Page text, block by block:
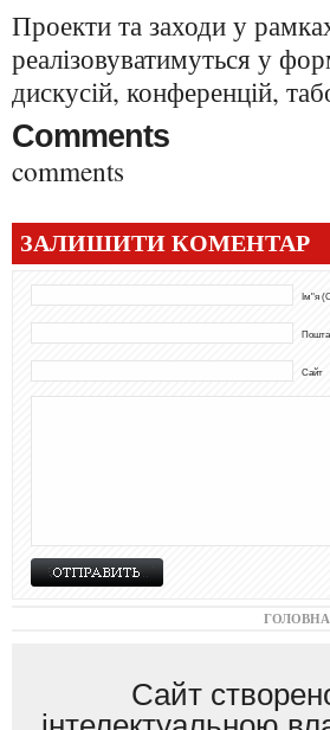
Проекти та заходи у
реалізовуватимуться у
дискусій, конференцій,
Comments
comments
ЗАЛИШИТИ КОМЕНТАР
Ім"я
Пошта
Сайт
ГОЛОВНА
Сайт